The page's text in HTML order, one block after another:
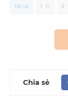
Tất cả 1 2
Chia sẻ